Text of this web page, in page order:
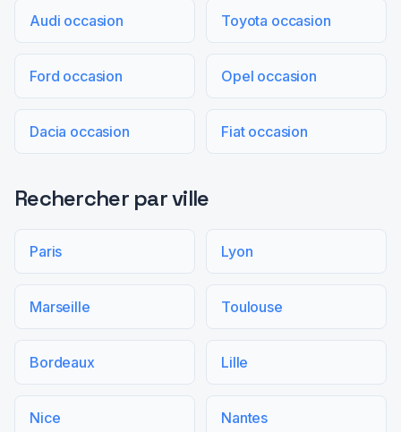
Audi occasion Toyota occasion
Ford occasion Opel occasion
Dacia occasion Fiat occasion
Rechercher par ville
Paris Lyon
Marseille Toulouse
Bordeaux Lille
Nice Nantes